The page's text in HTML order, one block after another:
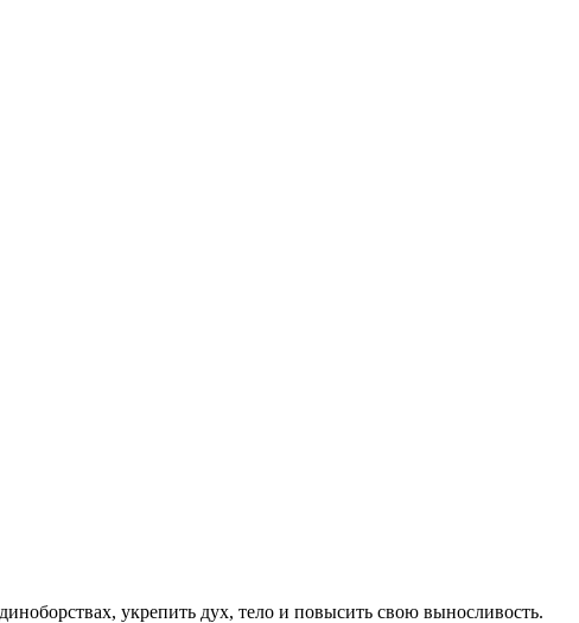
укрепить дух, тело и повысить свою выносливость.